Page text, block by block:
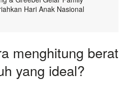
Hari Anak Nasional
menghitung berat
yang ideal?